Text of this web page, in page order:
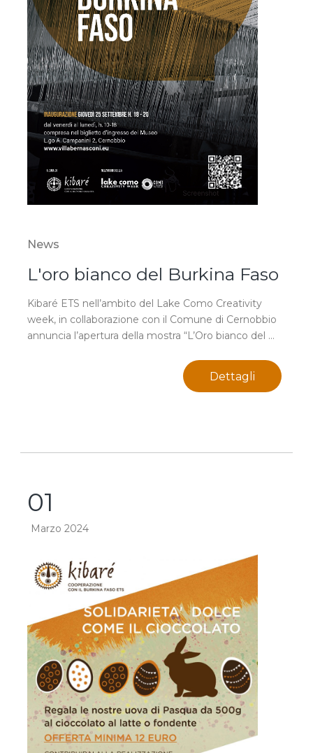
News
L'oro bianco del Burkina Faso
Kibaré ETS nell’ambito del Lake Como Creativity
week, in collaborazione con il Comune di Cernobbio
annuncia l’apertura della mostra “L’Oro bianco del ...
Dettagli
01
Marzo 2024